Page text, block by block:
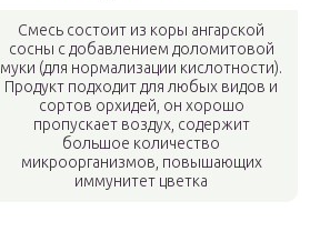
Смесь состоит из коры ангарской
сосны с добавлением доломитовой
муки (для нормализации кислотности).
Продукт подходит для любых видов и
сортов орхидей, он хорошо
пропускает воздух, содержит
большое количество
микроорганизмов, повышающих
иммунитет цветка